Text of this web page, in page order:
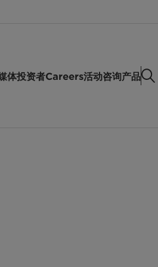
体投资者Careers活动咨询产品